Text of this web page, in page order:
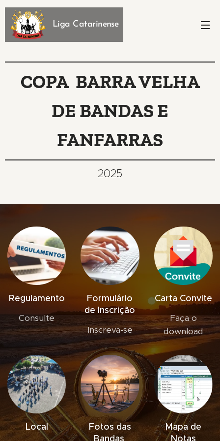
Liga Catarinense
COPA BARRA VELHA
DE BANDAS E
FANFARRAS
2025
Regulamento
Consulte
Formulário
de Inscrição
Inscreva-se
Carta Convite
Faça o
download
Local
Fotos das
Bandas
Mapa de
Notas